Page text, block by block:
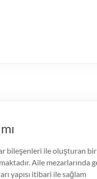
bileşenleri ile oluşturan bir
Aile mezarlarında
yapısı itibari ile sağlam